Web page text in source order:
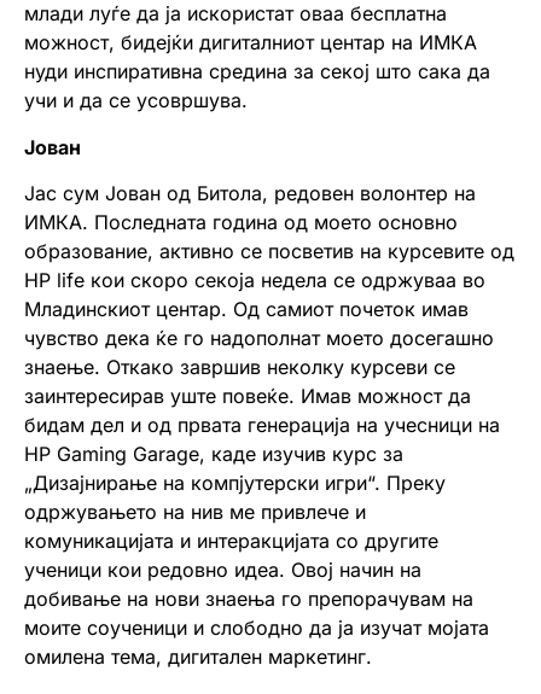
млади луѓе да ја искористат оваа бесплатна
можност, бидејќи дигиталниот центар на ИМКА
нуди инспиративна средина за секој што сака да
учи и да се усовршува.
Јован
Јас сум Јован од Битола, редовен волонтер на
ИМКА. Последната година од моето основно
образование, активно се посветив на курсевите од
HP life кои скоро секоја недела се одржуваа во
Младинскиот центар. Од самиот почеток имав
чувство дека ќе го надополнат моето досегашно
знаење. Откако завршив неколку курсеви се
заинтересирав уште повеќе. Имав можност да
бидам дел и од првата генерација на учесници на
HP Gaming Garage, каде изучив курс за
„Дизајнирање на компјутерски игри“. Преку
одржувањето на нив ме привлече и
комуникацијата и интеракцијата со другите
ученици кои редовно идеа. Овој начин на
добивање на нови знаења го препорачувам на
моите соученици и слободно да ја изучат мојата
омилена тема, дигитален маркетинг.